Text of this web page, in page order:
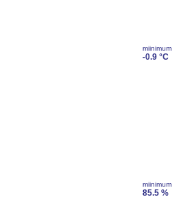
miinimum
-0.9 °C
miinimum
85.5 %